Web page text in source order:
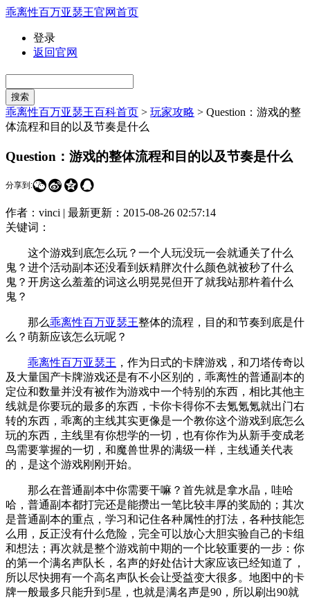
乖离性百万亚瑟王官网首页
登录
返回官网
乖离性百万亚瑟王百科首页 > 玩家攻略 > Question：游戏的整
体流程和目的以及节奏是什么
Question：游戏的整体流程和目的以及节奏是什么
分享到: 
作者：vinci | 最新更新： 2015-08-26 02:57:14
关键词：
这个游戏到底怎么玩？一个人玩没玩一会就通关了什么
鬼？进个活动副本还没看到妖精胖次什么颜色就被秒了什么
鬼？开房这么羞羞的词这么明晃晃但开了就我站那杵着什么
鬼？
那么乖离性百万亚瑟王整体的流程，目的和节奏到底是什
么？萌新应该怎么玩呢？
乖离性百万亚瑟王 ，作为日式的卡牌游戏，和刀塔传奇以
及大量国产卡牌游戏还是有不小区别的，乖离性的普通副本的
定位和数量并没有被作为游戏中一个特别的东西，相比其他主
线就是你要玩的最多的东西，卡你卡得你不去氪氪氪就出门右
转的东西，乖离的主线其实更像是一个教你这个游戏到底怎么
玩的东西，主线里有你想学的一切，也有你作为从新手变成老
鸟需要掌握的一切，和魔兽世界的满级一样，主线通关代表
的，是这个游戏刚刚开始。
那么在普通副本中你需要干嘛？首先就是拿水晶，哇哈
哈，普通副本都打完还是能攒出一笔比较丰厚的奖励的；其次
是普通副本的重点，学习和记住各种属性的打法，各种技能怎
么用，反正没有什么危险，完全可以放心大胆实验自己的卡组
和想法；再次就是整个游戏前中期的一个比较重要的一步：你
的第一个满名声队长，名声的好处估计大家应该已经知道了，
所以尽快拥有一个高名声队长会让受益变大很多。地图中的卡
牌一般最多只能升到5星，也就是满名声是90，所以刷出90就